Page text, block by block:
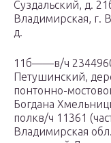
Суздальский, д.
Владимирская, г.
д.
11б——в/ч
Петушинский,
понтонно-
Богдана
полкв/ч 11361
Владимирская